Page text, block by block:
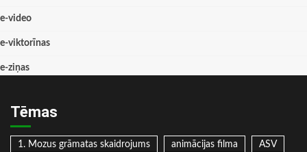
e-video
e-viktorīnas
e-ziņas
Tēmas
1. Mozus grāmatas skaidrojums animācijas filma ASV